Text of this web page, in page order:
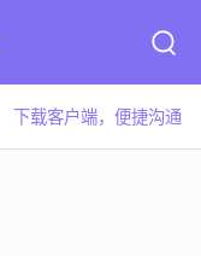
下载客户端，便捷沟通